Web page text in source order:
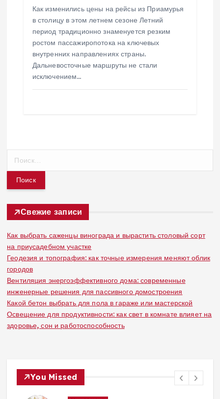
Как изменились цены на рейсы из Приамурья
в столицу в этом летнем сезоне Летний
период традиционно знаменуется резким
ростом пассажиропотока на ключевых
внутренних направлениях страны.
Дальневосточные маршруты не стали
исключением…
т
Свежие записи
Как выбрать саженцы винограда и вырастить столовый сорт
на приусадебном участке
Геодезия и топография: как точные измерения меняют облик
городов
Вентиляция энергоэффективного дома: современные
инженерные решения для пассивного домостроения
Какой бетон выбрать для пола в гараже или мастерской
Освещение для продуктивности: как свет в комнате влияет на
здоровье, сон и работоспособность
You Missed